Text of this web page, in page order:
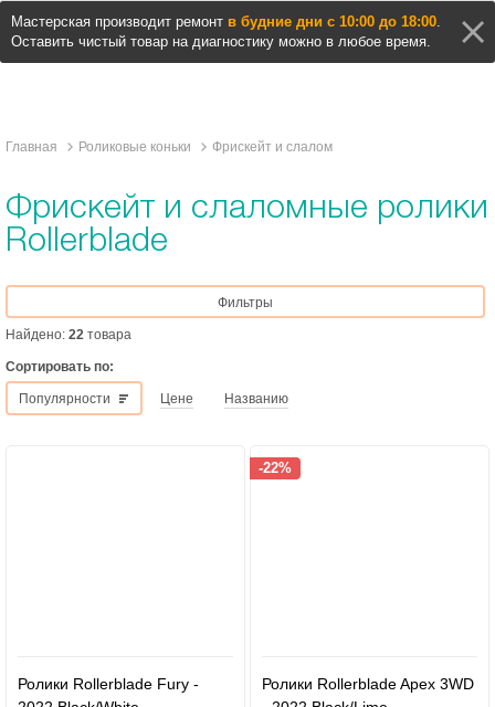
Мастерская производит ремонт в будние дни с 10:00 до 18:00.
Оставить чистый товар на диагностику можно в любое время.
Главная Роликовые коньки Фрискейт и слалом
Фрискейт и слаломные ролики
Rollerblade
Фильтры
Сортировать по:
Популярности Цене Названию
Ролики Rollerblade Fury -
Ролики Rollerblade Apex 3WD
-22%
Найдено: 22 товара